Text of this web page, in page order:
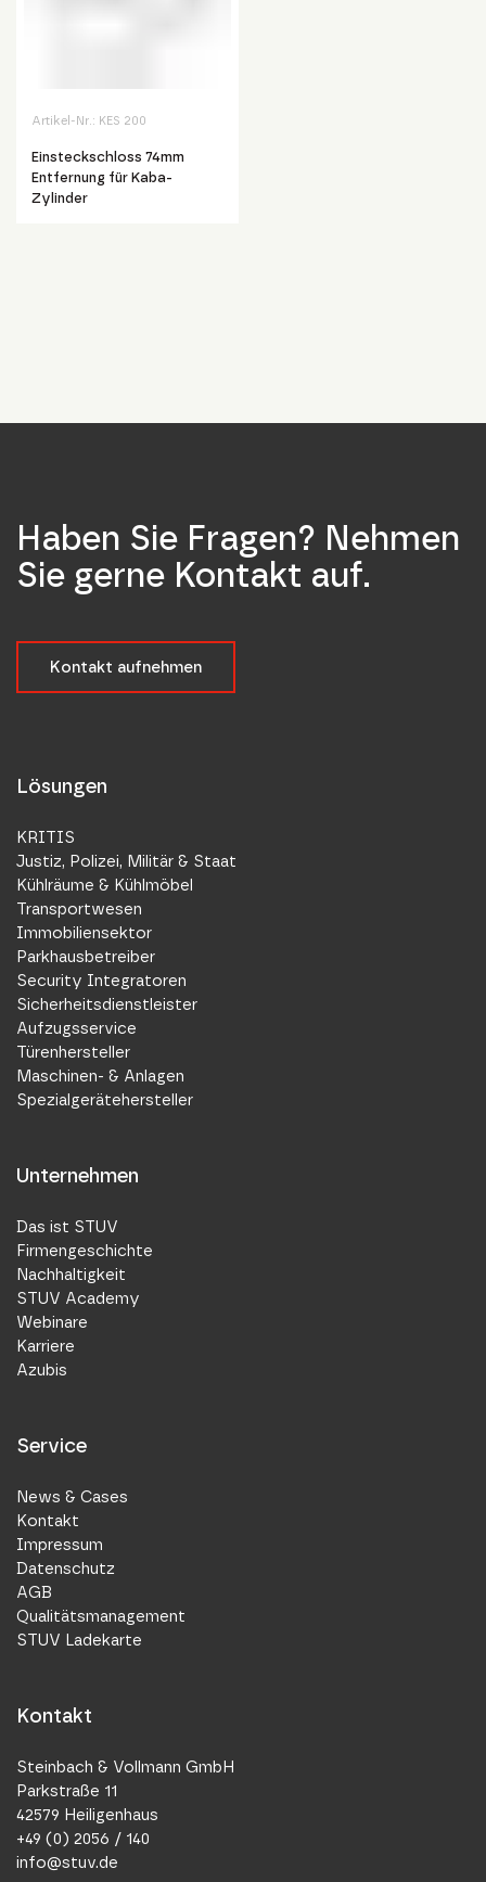
Artikel-Nr.: KES 200
Einsteckschloss 74mm
Entfernung für Kaba-
Zylinder
Haben Sie Fragen? Nehmen
Sie gerne Kontakt auf.
Kontakt aufnehmen
Lösungen
KRITIS
Justiz, Polizei, Militär & Staat
Kühlräume & Kühlmöbel
Transportwesen
Immobiliensektor
Parkhausbetreiber
Security Integratoren
Sicherheitsdienstleister
Aufzugsservice
Türenhersteller
Maschinen- & Anlagen
Spezialgerätehersteller
Unternehmen
Das ist STUV
Firmengeschichte
Nachhaltigkeit
STUV Academy
Webinare
Karriere
Azubis
Service
News & Cases
Kontakt
Impressum
Datenschutz
AGB
Qualitätsmanagement
STUV Ladekarte
Kontakt
Steinbach & Vollmann GmbH
Parkstraße 11
42579 Heiligenhaus
+49 (0) 2056 / 140
info@stuv.de